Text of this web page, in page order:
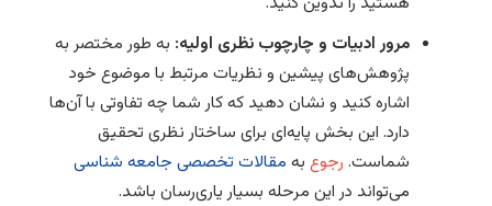
مرور ادبیات و چارچوب نظری اولیه: به طور مختصر به
پژوهش‌های پیشین و نظریات مرتبط با موضوع خود
اشاره کنید و نشان دهید که کار شما چه تفاوتی با آن‌ها
دارد. این بخش پایه‌ای برای ساختار نظری تحقیق
شماست. رجوع به مقالات تخصصی جامعه شناسی
می‌تواند در این مرحله بسیار یاری‌رسان باشد.